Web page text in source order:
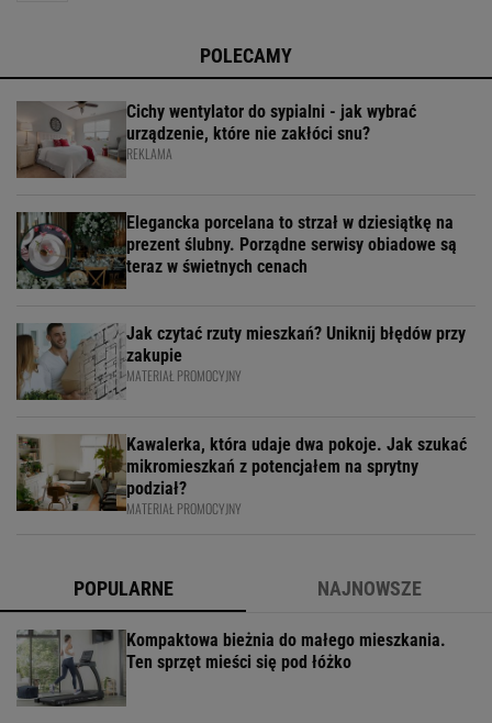
POLECAMY
Cichy wentylator do sypialni - jak wybrać
urządzenie, które nie zakłóci snu?
REKLAMA
Elegancka porcelana to strzał w dziesiątkę na
prezent ślubny. Porządne serwisy obiadowe są
teraz w świetnych cenach
Jak czytać rzuty mieszkań? Uniknij błędów przy
zakupie
MATERIAŁ PROMOCYJNY
Kawalerka, która udaje dwa pokoje. Jak szukać
mikromieszkań z potencjałem na sprytny
podział?
MATERIAŁ PROMOCYJNY
POPULARNE NAJNOWSZE
Kompaktowa bieżnia do małego mieszkania.
Ten sprzęt mieści się pod łóżko